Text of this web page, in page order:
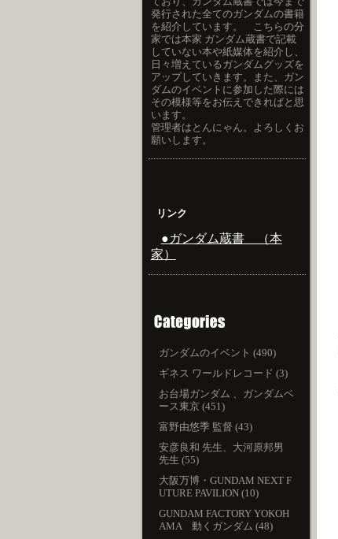
発行された全てのガンダムの書籍
を紹介しています。 こちらの分
家では本家 ガンダム蔵書で記載
していない本や紙媒体を紹介し、
日々増えているガンダムグッズを
アップしていきます。また、ガン
ダムのイベントに参加した際には
その模様等をお伝えできればと思
います。
管理者はとんにゃん。よろしくお
願いします。
リンク
●ガンダム蔵書 （本
家）
ガンダムのイベント (490)
ギネス ワールドレコード (3)
お台場ガンダム 、ガンダムベ
ース東京 (451)
富野由悠季 監督 (43)
安彦良和 先生、大河原邦男
先生 (55)
大阪万博・GUNDAM NEXT F
UTURE PAVILION (10)
GUNDAM FACTORY YOKOH
AMA 動くガンダム (48)